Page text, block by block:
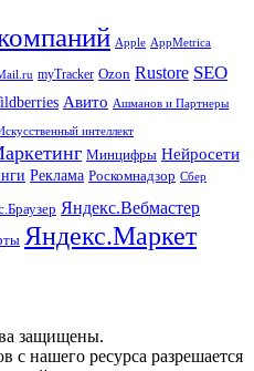
Apple AppMetrica
myTracker Ozon Rustore SEO
Авито Ашманов и Партнеры
интеллект
Минцифры Нейросети
Реклама Роскомнадзор Сбер
Яндекс.Вебмастер
Яндекс.Маркет
защищены.
с нашего ресурса разрешается